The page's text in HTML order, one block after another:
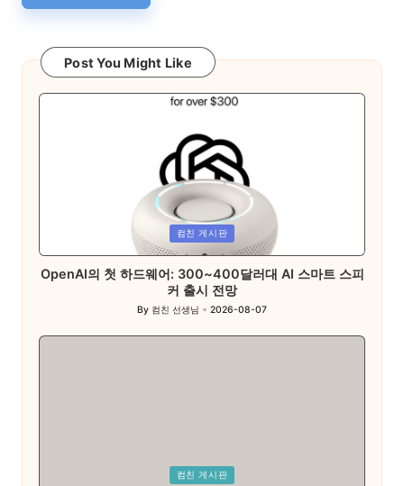
Post You Might Like
컴친 게시판
OpenAI의 첫 하드웨어: 300~400달러대 AI 스마트 스피
커 출시 전망
Posted
By 컴친 선생님 2026-08-07
컴친 게시판